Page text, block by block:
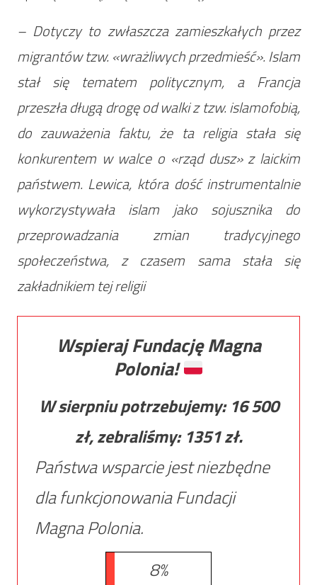
– Dotyczy to zwłaszcza zamieszkałych przez
migrantów tzw. «wrażliwych przedmieść». Islam
stał się tematem politycznym, a Francja
przeszła długą drogę od walki z tzw. islamofobią,
do zauważenia faktu, że ta religia stała się
konkurentem w walce o «rząd dusz» z laickim
państwem. Lewica, która dość instrumentalnie
wykorzystywała islam jako sojusznika do
przeprowadzania zmian tradycyjnego
społeczeństwa, z czasem sama stała się
zakładnikiem tej religii
Wspieraj Fundację Magna
Polonia!
W sierpniu potrzebujemy: 16 500
zł, zebraliśmy: 1351zł.
Państwa wsparcie jest niezbędne
dla funkcjonowania Fundacji
Magna Polonia.
8%